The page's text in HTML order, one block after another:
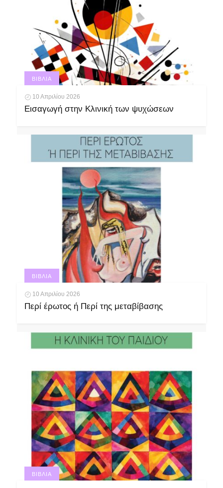
ΒΙΒΛΊΑ
10 Απριλίου 2026
Εισαγωγή στην Κλινική των ψυχώσεων
ΒΙΒΛΊΑ
10 Απριλίου 2026
Περί έρωτος ή Περί της μεταβίβασης
ΒΙΒΛΊΑ